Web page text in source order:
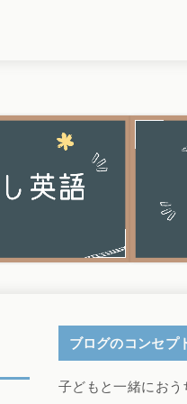
ブログのコンセプ
子どもと一緒にお